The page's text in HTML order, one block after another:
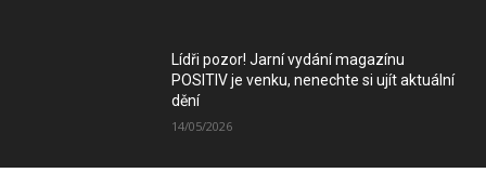
Lídři pozor! Jarní vydání magazínu
POSITIV je venku, nenechte si ujít aktuální
dění
14/05/2026